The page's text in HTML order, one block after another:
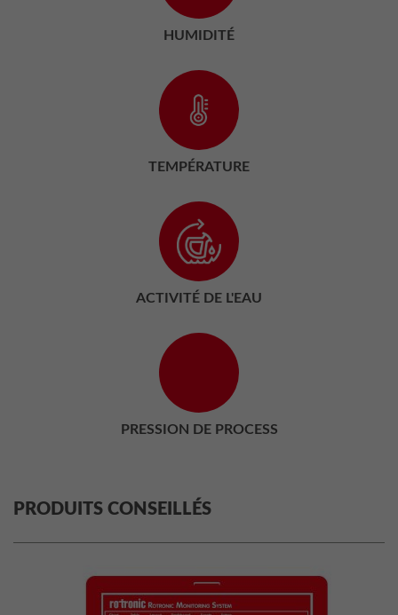
HUMIDITÉ
TEMPÉRATURE
ACTIVITÉ DE L'EAU
PRESSION DE PROCESS
PRODUITS CONSEILLÉS